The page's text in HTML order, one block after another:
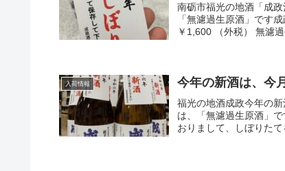
南砺市福光の地酒「成
「無濾過生原酒」で
￥1,600 （外税） 無濾
入荷情報 今年の新酒は、今
福光の地酒成政今年の
は、「無濾過生原酒」
おりまして、しぼりた